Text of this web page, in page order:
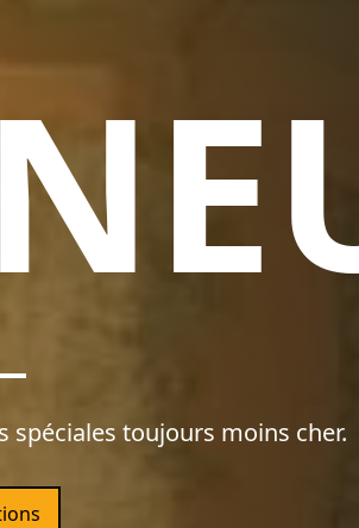
spéciales toujours moins cher.